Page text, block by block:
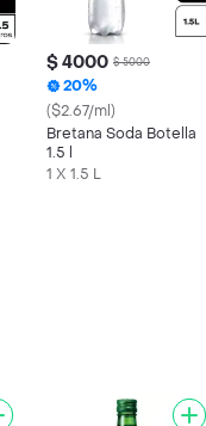
$ 4000 $ 5000
20%
($2.67/ml)
Bretana Soda Botella
1.5 l
1 X 1.5 L